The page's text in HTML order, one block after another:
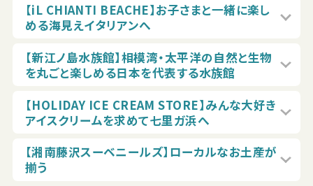
【iL CHIANTI BEACHE】お子さまと一緒に楽し
める海見えイタリアンへ
【新江ノ島水族館】相模湾・太平洋の自然と生物
を丸ごと楽しめる日本を代表する水族館
【HOLIDAY ICE CREAM STORE】みんな大好き
アイスクリームを求めて七里ガ浜へ
【湘南藤沢スーベニールズ】ローカルなお土産が
揃う